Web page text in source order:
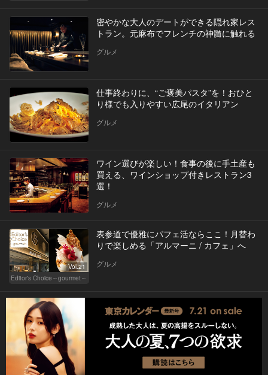
密やかな大人のデートができる隠れ家レス
トラン。元麻布でフレンチの神髄に触れる
グルメ
仕事終わりに、“ご褒美パスタ”を！おひと
り様でも入りやすい広尾のイタリアン
グルメ
ワイン選びが楽しい！食事の後に手土産も
買える、ワインショップ付きレストラン3
選！
グルメ
Vol.21
Editor's Choice～gourmet～
表参道で優雅にパフェ活ならここ！月替わ
りで楽しめる「アルマーニ / カフェ」へ
グルメ